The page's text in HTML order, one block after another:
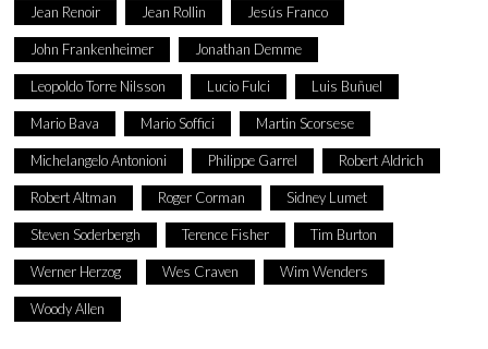
Jean Renoir Jean Rollin Jesús Franco
John Frankenheimer Jonathan Demme
Leopoldo Torre Nilsson Lucio Fulci Luis Buñuel
Mario Bava Mario Soffici Martin Scorsese
Michelangelo Antonioni Philippe Garrel Robert Aldrich
Robert Altman Roger Corman Sidney Lumet
Steven Soderbergh Terence Fisher Tim Burton
Werner Herzog Wes Craven Wim Wenders
Woody Allen